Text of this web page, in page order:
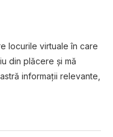
locurile virtuale în care
din plăcere și mă
informații relevante,